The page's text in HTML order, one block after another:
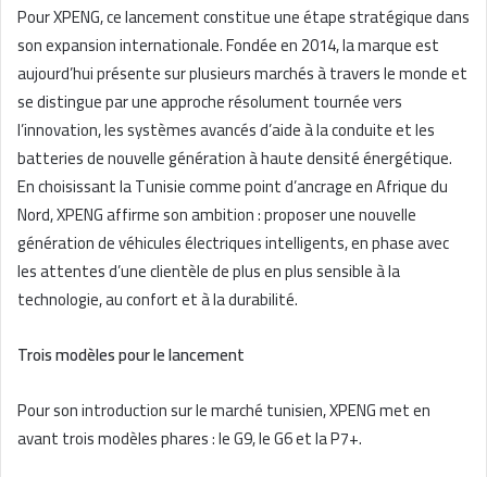
Pour XPENG, ce lancement constitue une étape stratégique dans
son expansion internationale. Fondée en 2014, la marque est
aujourd’hui présente sur plusieurs marchés à travers le monde et
se distingue par une approche résolument tournée vers
l’innovation, les systèmes avancés d’aide à la conduite et les
batteries de nouvelle génération à haute densité énergétique.
En choisissant la Tunisie comme point d’ancrage en Afrique du
Nord, XPENG affirme son ambition : proposer une nouvelle
génération de véhicules électriques intelligents, en phase avec
les attentes d’une clientèle de plus en plus sensible à la
technologie, au confort et à la durabilité.
Trois modèles pour le lancement
Pour son introduction sur le marché tunisien, XPENG met en
avant trois modèles phares : le G9, le G6 et la P7+.